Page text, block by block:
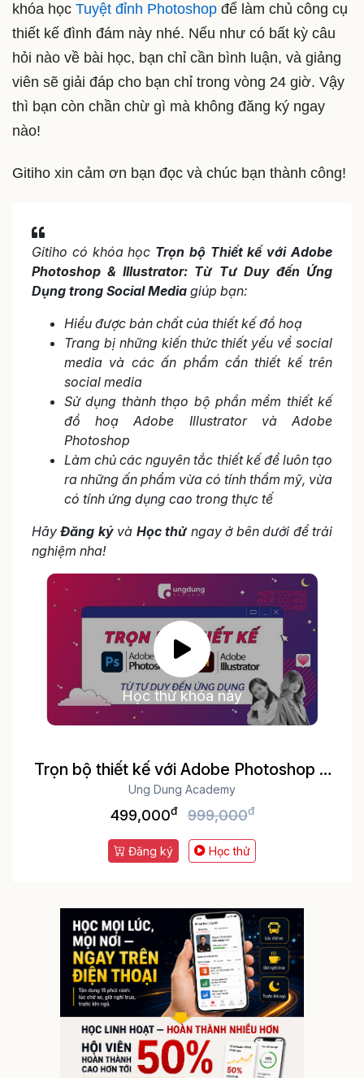
khóa học Tuyệt đỉnh Photoshop để làm chủ công cụ
thiết kế đình đám này nhé. Nếu như có bất kỳ câu
hỏi nào về bài học, bạn chỉ cần bình luận, và giảng
viên sẽ giải đáp cho bạn chỉ trong vòng 24 giờ. Vậy
thì bạn còn chần chừ gì mà không đăng ký ngay
nào!
Gitiho xin cảm ơn bạn đọc và chúc bạn thành công!
Gitiho có khóa học Trọn bộ Thiết kế với Adobe
Photoshop & Illustrator: Từ Tư Duy đến Ứng
Dụng trong Social Media giúp bạn:
Hiểu được bản chất của thiết kế đồ hoạ
Trang bị những kiến thức thiết yếu về social
media và các ấn phẩm cần thiết kế trên
social media
Sử dụng thành thạo bộ phần mềm thiết kế
đồ hoạ Adobe Illustrator và Adobe
Photoshop
Làm chủ các nguyên tắc thiết kế để luôn tạo
ra những ấn phẩm vừa có tính thẩm mỹ, vừa
có tính ứng dụng cao trong thực tế
HãyĐăng kývà Học thửngay ở bên dưới để trải
nghiệm nha!
Học thử khóa này
Trọn bộ thiết kế với Adobe Photoshop &
Illustrator: Từ tư duy đến ứng dụng
trong social media
Ung Dung Academy
499,000đ 999,000đ
Đăng ký Học thử